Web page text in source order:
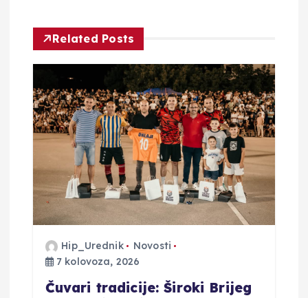
a
o
b
a
v
Related Posts
Hip_Urednik
Novosti
7 kolovoza, 2026
Čuvari tradicije: Široki Brijeg